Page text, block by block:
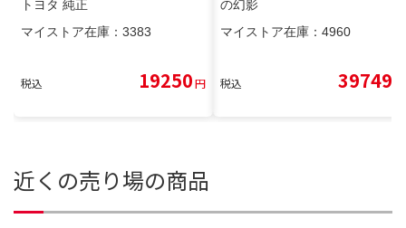
トヨタ 純正
マイストア在庫： 3383
税込 19250円
の幻影
マイストア在庫： 4960
税込 39749
近くの売り場の商品